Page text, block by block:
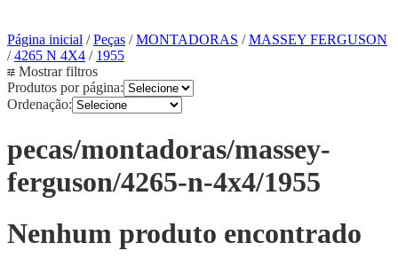
Página inicial /Peças /MONTADORAS /MASSEY FERGUSON
/4265 N 4X4 / 1955
Mostrar filtros
Produtos por página:
Ordenação:
pecas/montadoras/massey-
ferguson/4265-n-4x4/1955
Nenhum produto encontrado